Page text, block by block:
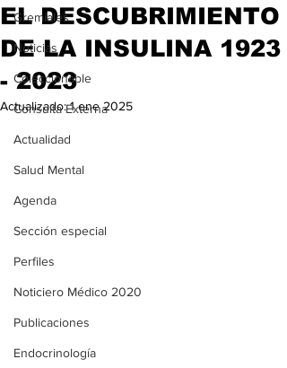
Gremiales
Noticias
Coleccionable
Consulta Externa
Actualidad
Salud Mental
Agenda
Sección especial
Perfiles
Noticiero Médico 2020
Publicaciones
Endocrinología
EL DESCUBRIMIENTO
DE LA INSULINA 1923
- 2023
Actualizado:1 ene 2025